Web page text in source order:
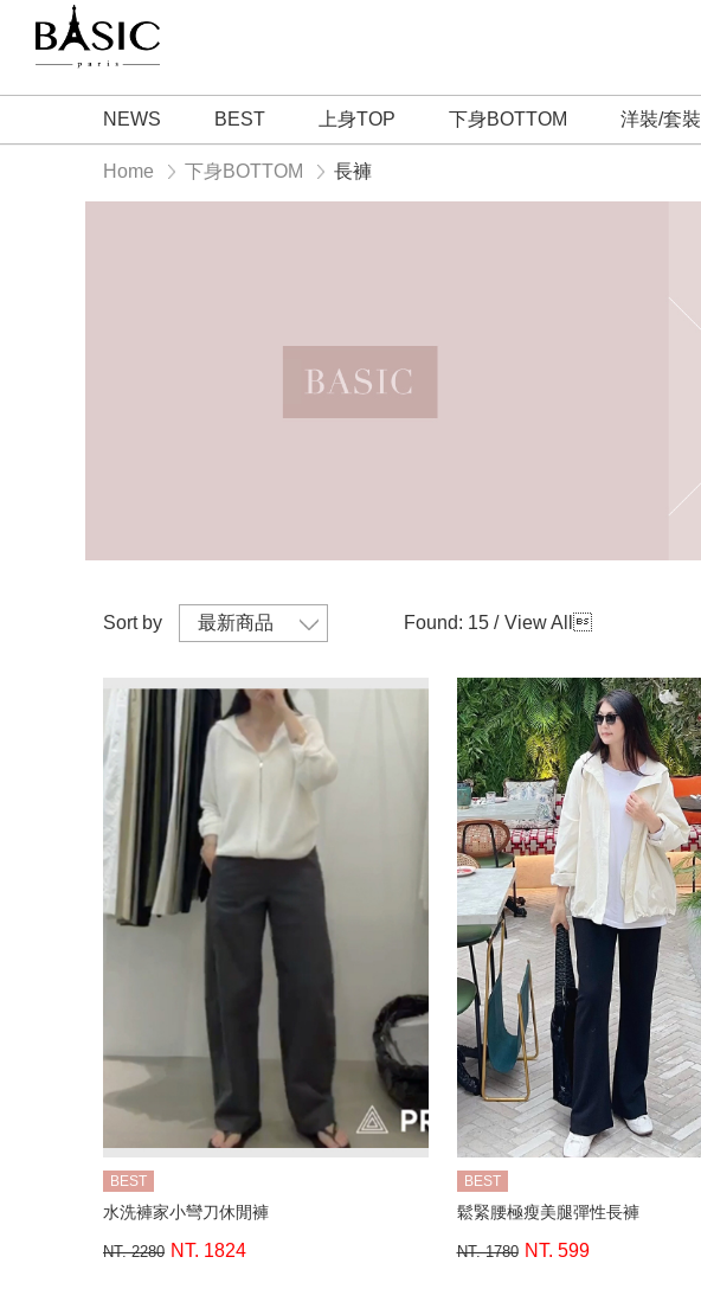
NEWS BEST 上身TOP 下身BOTTOM 洋裝/套裝
Home 下身BOTTOM 長褲
Sort by Found: 15 / View All 
BEST
水洗褲家小彎刀休閒褲
NT. 2280 NT. 1824
BEST
鬆緊腰極瘦美腿彈性長褲
NT. 1780 NT. 599